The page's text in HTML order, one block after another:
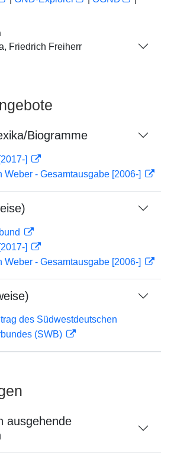
Friedrich Freiherr
Biogramme
]
Weber - Gesamtausgabe [2006-]
]
Weber - Gesamtausgabe [2006-]
des Südwestdeutschen
(SWB)
ausgehende